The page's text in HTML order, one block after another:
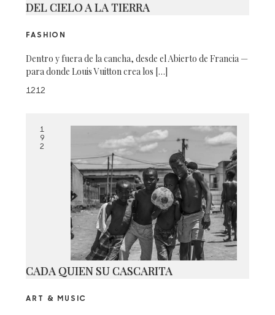
DEL CIELO A LA TIERRA
FASHION
Dentro y fuera de la cancha, desde el Abierto de Francia —
para donde Louis Vuitton crea los […]
1212
1
9
2
CADA QUIEN SU CASCARITA
ART & MUSIC